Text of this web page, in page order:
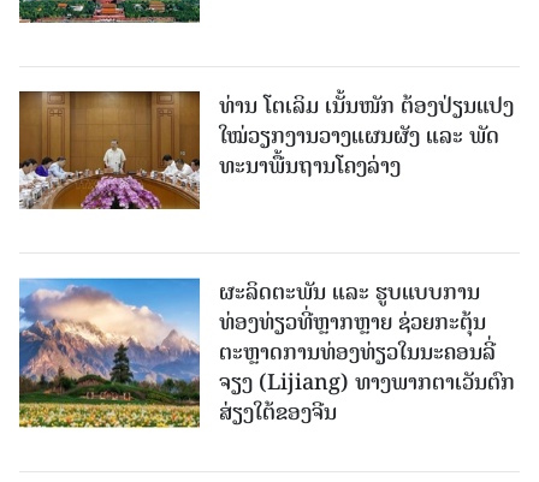
ທ່ານ ໂຕ​ເລິມ ເນັ້ນໜັກ ຕ້ອງ​ປ່ຽນ​ແປງ​
ໃໝ່​ວຽກ​ງານ​ວາງ​ແຜນ​ຜັງ ແລະ ​ພັດ​
ທະ​ນາ​ພື້ນ​ຖານ​ໂຄງ​ລ່າງ
ຜະລິດຕະພັນ ແລະ ຮູບແບບການ
ທ່ອງທ່ຽວທີ່ຫຼາກຫຼາຍ ຊ່ວຍກະຕຸ້ນ
ຕະຫຼາດການທ່ອງທ່ຽວໃນນະຄອນລີ່
ຈຽງ (Lijiang) ທາງພາກຕາເວັນຕົກ
ສ່ຽງໃຕ້ຂອງຈີນ